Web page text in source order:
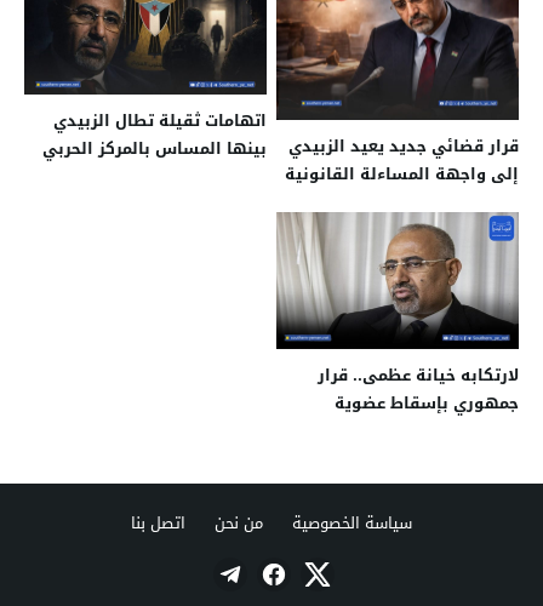
قرار قضائي جديد يعيد الزبيدي
إلى واجهة المساءلة القانونية
اتهامات ثقيلة تطال الزبيدي
بينها المساس بالمركز الحربي
لارتكابه خيانة عظمى.. قرار
جمهوري بإسقاط عضوية
سياسة الخصوصية من نحن اتصل بنا